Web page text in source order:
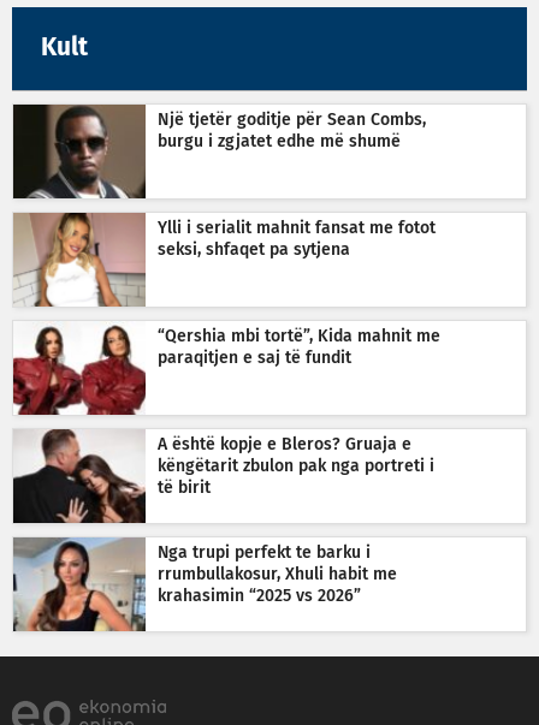
Kult
Një tjetër goditje për Sean Combs,
burgu i zgjatet edhe më shumë
Ylli i serialit mahnit fansat me fotot
seksi, shfaqet pa sytjena
“Qershia mbi tortë”, Kida mahnit me
paraqitjen e saj të fundit
A është kopje e Bleros? Gruaja e
këngëtarit zbulon pak nga portreti i
të birit
Nga trupi perfekt te barku i
rrumbullakosur, Xhuli habit me
krahasimin “2025 vs 2026”